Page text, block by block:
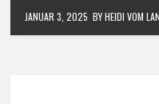
JANUAR 3, 2025 BY HEIDI VOM